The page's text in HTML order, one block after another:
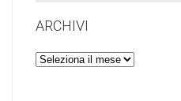
ARCHIVI
Archivi